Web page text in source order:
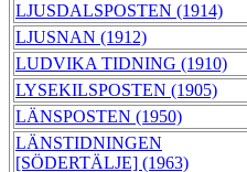
LJUSDALSPOSTEN (1914)
LJUSNAN (1912)
LUDVIKA TIDNING (1910)
LYSEKILSPOSTEN (1905)
LÄNSPOSTEN (1950)
LÄNSTIDNINGEN
[SÖDERTÄLJE] (1963)